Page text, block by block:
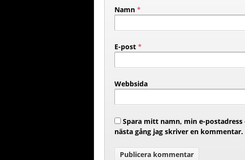
Namn *
E-post *
Webbsida
Spara mitt namn, min e-
nästa gång jag skriver en kommentar.